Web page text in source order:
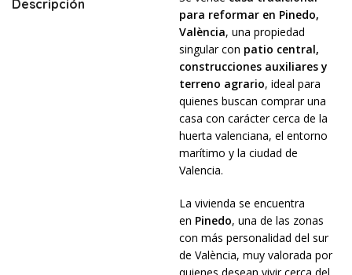
Descripción
para reformar en Pinedo,
València, una propiedad
singular con patio central,
construcciones auxiliares y
terreno agrario, ideal para
quienes buscan comprar una
casa con carácter cerca de la
huerta valenciana, el entorno
marítimo y la ciudad de
Valencia.
La vivienda se encuentra
en Pinedo, una de las zonas
con más personalidad del sur
de València, muy valorada por